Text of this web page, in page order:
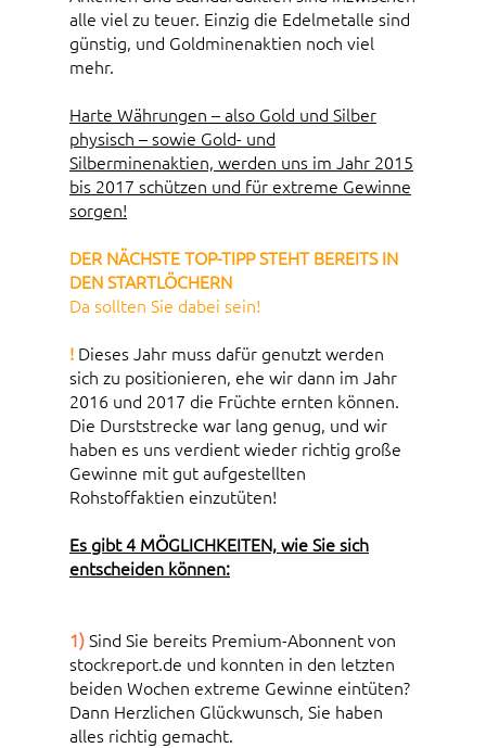
alle viel zu teuer. Einzig die Edelmetalle sind
günstig, und Goldminenaktien noch viel
mehr.
Harte Währungen – also Gold und Silber
physisch – sowie Gold- und
Silberminenaktien, werden uns im Jahr 2015
bis 2017 schützen und für extreme Gewinne
sorgen!
DER NÄCHSTE TOP-TIPP STEHT BEREITS IN
DEN STARTLÖCHERN
Da sollten Sie dabei sein!
! Dieses Jahr muss dafür genutzt werden
sich zu positionieren, ehe wir dann im Jahr
2016 und 2017 die Früchte ernten können.
Die Durststrecke war lang genug, und wir
haben es uns verdient wieder richtig große
Gewinne mit gut aufgestellten
Rohstoffaktien einzutüten!
Es gibt 4 MÖGLICHKEITEN, wie Sie sich
entscheiden können:
1)Sind Sie bereits Premium-Abonnent von
stockreport.de und konnten in den letzten
beiden Wochen extreme Gewinne eintüten?
Dann Herzlichen Glückwunsch, Sie haben
alles richtig gemacht.